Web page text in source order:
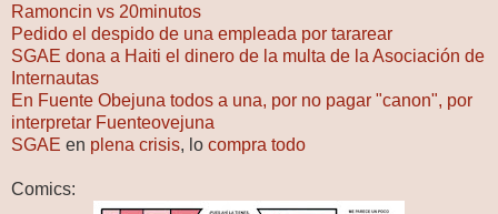
Ramoncin vs 20minutos
Pedido el despido de una empleada por tararear
SGAE dona a Haiti el dinero de la multa de la Asociación de
Internautas
En Fuente Obejuna todos a una, por no pagar "canon", por
interpretar Fuenteovejuna
SGAE en plena crisis, lo compra todo
Comics: